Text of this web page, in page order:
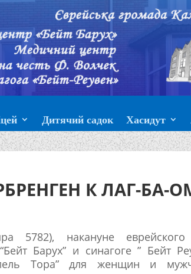
Дитячий садок Хасидут
К ЛАГ-БА-
накануне еврейского
Барух” и синагоге ” Бейт
Тора” для женщин и